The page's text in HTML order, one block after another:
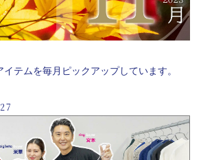
テムを毎月ピックアップしています。